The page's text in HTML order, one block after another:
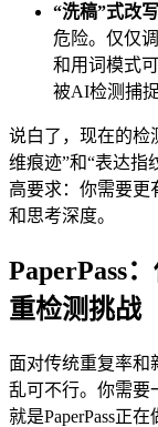
“洗稿”式改
危险。仅仅
和用词模式
被AI检测捕
说白了，现在的检
维痕迹”和“表达指
高要求：你需要更
和思考深度。
PaperPass
重检测挑战
面对传统重复率和
乱可不行。你需要
就是PaperPass正